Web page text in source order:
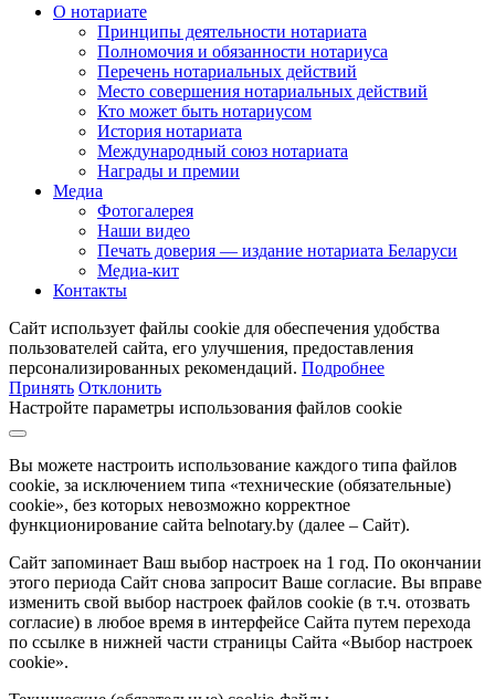
О нотариате
Принципы деятельности нотариата
Полномочия и обязанности нотариуса
Перечень нотариальных действий
Место совершения нотариальных действий
Кто может быть нотариусом
История нотариата
Международный союз нотариата
Награды и премии
Медиа
Фотогалерея
Наши видео
Печать доверия — издание нотариата Беларуси
Медиа-кит
Контакты
Сайт использует файлы cookie для обеспечения удобства
пользователей сайта, его улучшения, предоставления
персонализированных рекомендаций. Подробнее
Принять Отклонить
Настройте параметры использования файлов cookie
Вы можете настроить использование каждого типа файлов
cookie, за исключением типа «технические (обязательные)
cookie», без которых невозможно корректное
функционирование сайта belnotary.by (далее – Сайт).
Сайт запоминает Ваш выбор настроек на 1 год. По окончании
этого периода Сайт снова запросит Ваше согласие. Вы вправе
изменить свой выбор настроек файлов cookie (в т.ч. отозвать
согласие) в любое время в интерфейсе Сайта путем перехода
по ссылке в нижней части страницы Сайта «Выбор настроек
cookie».